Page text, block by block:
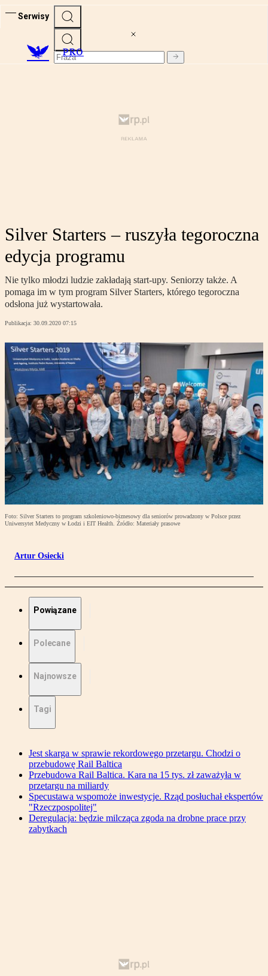
Serwisy
PRO
Silver Starters – ruszyła tegoroczna
edycja programu
Nie tylko młodzi ludzie zakładają start-upy. Seniorzy także. A
pomaga im w tym program Silver Starters, którego tegoroczna
odsłona już wystartowała.
Publikacja: 30.09.2020 07:15
Foto: Silver Starters to program szkoleniowo-biznesowy dla seniorów prowadzony w Polsce przez
Uniwersytet Medyczny w Łodzi i EIT Health. Źródło: Materiały prasowe
Artur Osiecki
Powiązane
Polecane
Najnowsze
Tagi
Jest skarga w sprawie rekordowego przetargu. Chodzi o
przebudowę Rail Baltica
Przebudowa Rail Baltica. Kara na 15 tys. zł zaważyła w
przetargu na miliardy
Specustawa wspomoże inwestycje. Rząd posłuchał ekspertów
"Rzeczpospolitej"
Deregulacja: będzie milcząca zgoda na drobne prace przy
zabytkach